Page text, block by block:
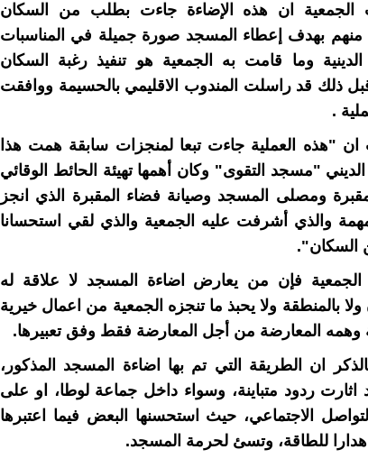
الجمعية ان هذه الإضاءة جاءت بطلب من السكان
منهم بهدف إعطاء المسجد صورة جميلة في المناسبات
الدينية وما قامت به الجمعية هو تنفيذ رغبة السكان
ذلك قد راسلت المندوب الاقليمي بالحسيمة ووافقت
.
ان "هذه العملية جاءت تبعا لمنجزات سابقة همت هذا
"مسجد التقوى" وكان أهمها تهيئة الحائط الوقائي
ومصلى المسجد وصيانة فضاء المقبرة الذي انجز
والذي أشرفت عليه الجمعية والذي لقي استحسانا
السكان".
فإن من يعارض اضاءة المسجد لا علاقة له
ولا بالمنطقة ولا يحبذ ما تنجزه الجمعية من اعمال خيرية
وهمه المعارضة من أجل المعارضة فقط وفق تعبيرها.
ان الطريقة التي تم بها اضاءة المسجد المذكور،
اثارت ردود متباينة، وسواء داخل جماعة لوطا، او على
الاجتماعي، حيث استحسنها البعض فيما اعتبرها
للطاقة، وتسئ لحرمة المسجد.